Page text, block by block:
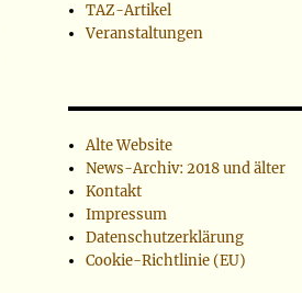
TAZ-Artikel
Veranstaltungen
Alte Website
News-Archiv: 2018 und älter
Kontakt
Impressum
Datenschutzerklärung
Cookie-Richtlinie (EU)